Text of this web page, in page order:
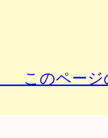
このページ